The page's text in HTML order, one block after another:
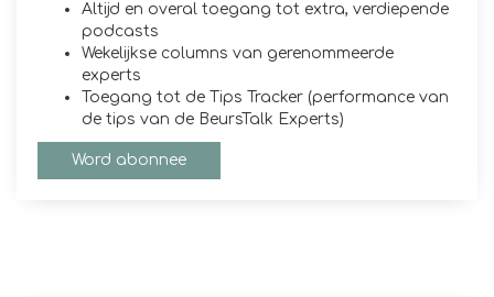
Altijd en overal toegang tot extra, verdiepende
podcasts
Wekelijkse columns van gerenommeerde
experts
Toegang tot de Tips Tracker (performance van
de tips van de BeursTalk Experts)
Word abonnee